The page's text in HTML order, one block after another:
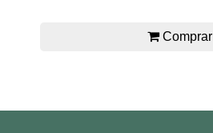
Comprar